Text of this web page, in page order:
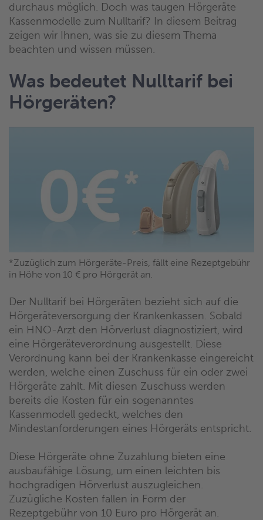
durchaus möglich. Doch was taugen Hörgeräte
Kassenmodelle zum Nulltarif? In diesem Beitrag
zeigen wir Ihnen, was sie zu diesem Thema
beachten und wissen müssen.
Was bedeutet Nulltarif bei
Hörgeräten?
*Zuzüglich zum Hörgeräte-Preis, fällt eine Rezeptgebühr
in Höhe von 10 € pro Hörgerät an.
Der Nulltarif bei Hörgeräten bezieht sich auf die
Hörgeräteversorgung der Krankenkassen. Sobald
ein HNO-Arzt den Hörverlust diagnostiziert, wird
eine Hörgeräteverordnung ausgestellt. Diese
Verordnung kann bei der Krankenkasse eingereicht
werden, welche einen Zuschuss für ein oder zwei
Hörgeräte zahlt. Mit diesen Zuschuss werden
bereits die Kosten für ein sogenanntes
Kassenmodell gedeckt, welches den
Mindestanforderungen eines Hörgeräts entspricht.
Diese Hörgeräte ohne Zuzahlung bieten eine
ausbaufähige Lösung, um einen leichten bis
hochgradigen Hörverlust auszugleichen.
Zuzügliche Kosten fallen in Form der
Rezeptgebühr von 10 Euro pro Hörgerät an.